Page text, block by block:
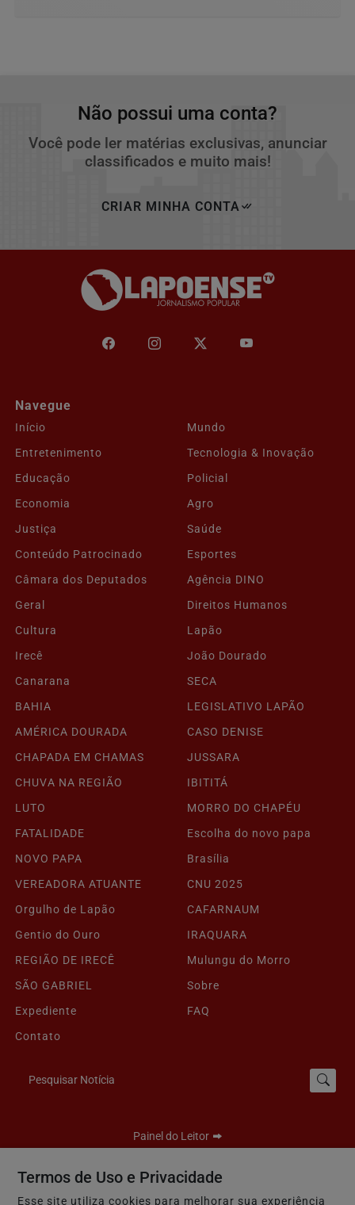
Não possui uma conta?
Você pode ler matérias exclusivas, anunciar
classificados e muito mais!
CRIAR MINHA CONTA
Navegue
Início
Mundo
Entretenimento
Tecnologia & Inovação
Educação
Policial
Economia
Agro
Justiça
Saúde
Conteúdo Patrocinado
Esportes
Câmara dos Deputados
Agência DINO
Geral
Direitos Humanos
Cultura
Lapão
Irecê
João Dourado
Canarana
SECA
BAHIA
LEGISLATIVO LAPÃO
AMÉRICA DOURADA
CASO DENISE
CHAPADA EM CHAMAS
JUSSARA
CHUVA NA REGIÃO
IBITITÁ
LUTO
MORRO DO CHAPÉU
FATALIDADE
Escolha do novo papa
NOVO PAPA
Brasília
VEREADORA ATUANTE
CNU 2025
Orgulho de Lapão
CAFARNAUM
Gentio do Ouro
IRAQUARA
REGIÃO DE IRECÊ
Mulungu do Morro
SÃO GABRIEL
Sobre
Expediente
FAQ
Contato
Pesquisar Notícia
Painel do Leitor
Seu Site - Todos os direitos reservados.
Termos de Uso e Privacidade
Esse site utiliza cookies para melhorar sua experiência